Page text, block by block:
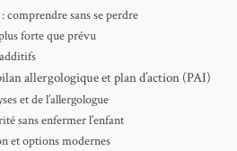
comprendre sans se perdre
forte que prévu
allergologique et plan d’action (PAI)
et de l’allergologue
sans enfermer l’enfant
et options modernes